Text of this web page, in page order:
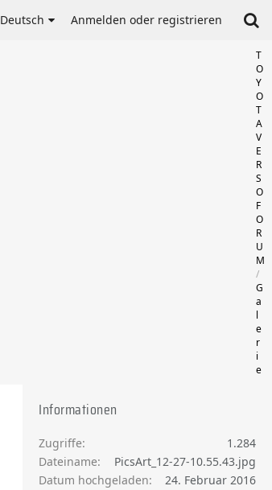
Deutsch Anmelden oder registrieren
T
O
Y
O
T
A
V
E
R
S
O
F
O
R
U
M
G
a
l
e
r
i
e
Informationen
Zugriffe
1.284
Dateiname
PicsArt_12-27-10.55.43.jpg
Datum hochgeladen
24. Februar 2016